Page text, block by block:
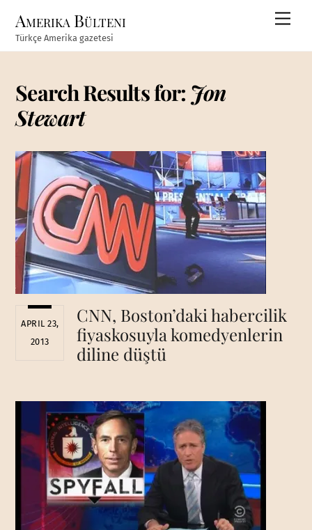
content
Amerika Bülteni
Türkçe Amerika gazetesi
Search Results for: Jon
Stewart
APRIL 23,
2013
CNN, Boston’daki habercilik
fiyaskosuyla komedyenlerin
diline düştü